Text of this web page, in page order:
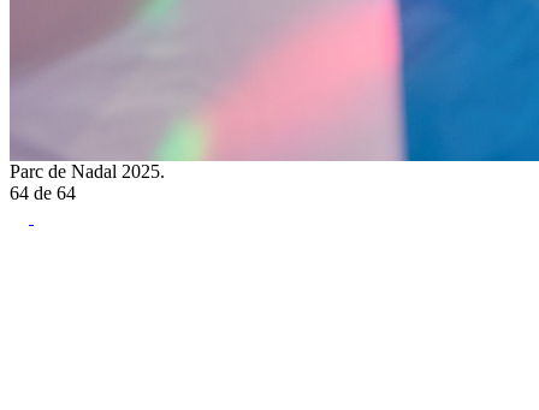
Parc de Nadal 2025.
64 de 64